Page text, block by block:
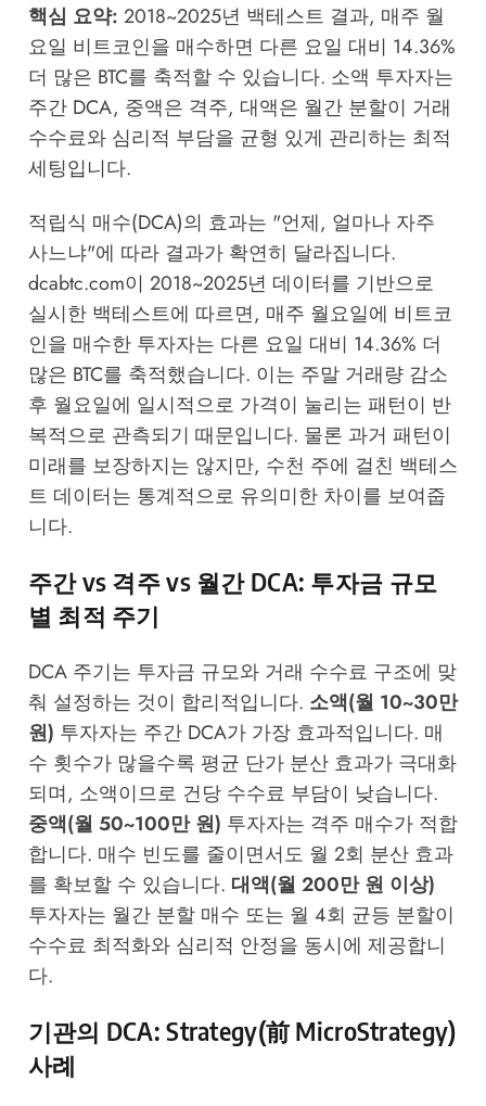
핵심 요약: 2018~2025년 백테스트 결과, 매주 월
요일 비트코인을 매수하면 다른 요일 대비 14.36%
더 많은 BTC를 축적할 수 있습니다. 소액 투자자는
주간 DCA, 중액은 격주, 대액은 월간 분할이 거래
수수료와 심리적 부담을 균형 있게 관리하는 최적
세팅입니다.
적립식 매수(DCA)의 효과는 "언제, 얼마나 자주
사느냐"에 따라 결과가 확연히 달라집니다.
dcabtc.com이 2018~2025년 데이터를 기반으로
실시한 백테스트에 따르면, 매주 월요일에 비트코
인을 매수한 투자자는 다른 요일 대비 14.36% 더
많은 BTC를 축적했습니다. 이는 주말 거래량 감소
후 월요일에 일시적으로 가격이 눌리는 패턴이 반
복적으로 관측되기 때문입니다. 물론 과거 패턴이
미래를 보장하지는 않지만, 수천 주에 걸친 백테스
트 데이터는 통계적으로 유의미한 차이를 보여줍
니다.
주간 vs 격주 vs 월간 DCA: 투자금 규모
별 최적 주기
DCA 주기는 투자금 규모와 거래 수수료 구조에 맞
춰 설정하는 것이 합리적입니다. 소액(월 10~30만
원) 투자자는 주간 DCA가 가장 효과적입니다. 매
수 횟수가 많을수록 평균 단가 분산 효과가 극대화
되며, 소액이므로 건당 수수료 부담이 낮습니다.
중액(월 50~100만 원) 투자자는 격주 매수가 적합
합니다. 매수 빈도를 줄이면서도 월 2회 분산 효과
를 확보할 수 있습니다. 대액(월 200만 원 이상)
투자자는 월간 분할 매수 또는 월 4회 균등 분할이
수수료 최적화와 심리적 안정을 동시에 제공합니
다.
기관의 DCA: Strategy(前 MicroStrategy)
사례